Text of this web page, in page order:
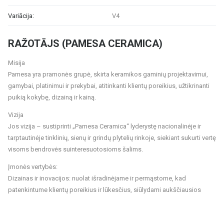
RAŽOTĀJS (PAMESA CERAMICA)
Misija
Pamesa yra pramonės grupė, skirta keramikos gaminių projektavimui,
gamybai, platinimui ir prekybai, atitinkanti klientų poreikius, užtikrinanti
puikią kokybę, dizainą ir kainą.
Vizija
Jos vizija – sustiprinti „Pamesa Ceramica“ lyderystę nacionalinėje ir
tarptautinėje tinklinių, sienų ir grindų plytelių rinkoje, siekiant sukurti vertę
visoms bendrovės suinteresuotosioms šalims.
Įmonės vertybės:
Dizainas ir inovacijos: nuolat išradinėjame ir permąstome, kad
patenkintume klientų poreikius ir lūkesčius, siūlydami aukščiausios
Variācija: V4